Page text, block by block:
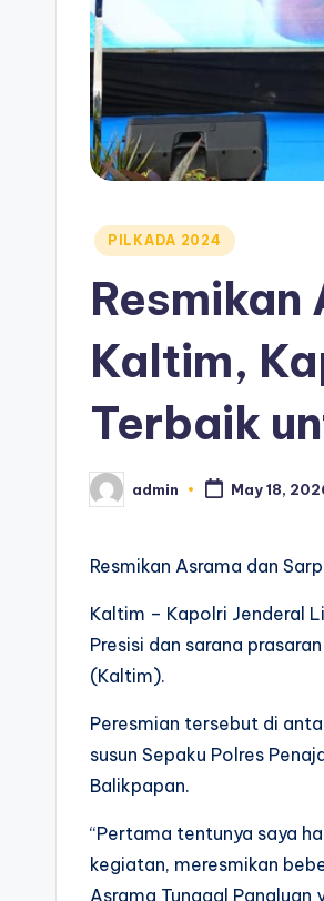
Posted
PILKADA 2024
Kaltim,
Terbaik
Posted
by
admin May 18,
Resmikan Asrama dan
Kaltim – Kapolri Jenderal
Presisi dan sarana
(Kaltim).
Peresmian tersebut di
susun Sepaku Polres
Balikpapan.
“Pertama tentunya saya
kegiatan, meresmikan
Asrama Tunggal